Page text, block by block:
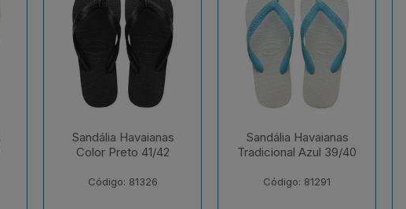
Sandália Havaianas
Tradicional Azul 39/40
Código: 81291
Sandália Havaianas
Top Basic Cinza
Código: 230652